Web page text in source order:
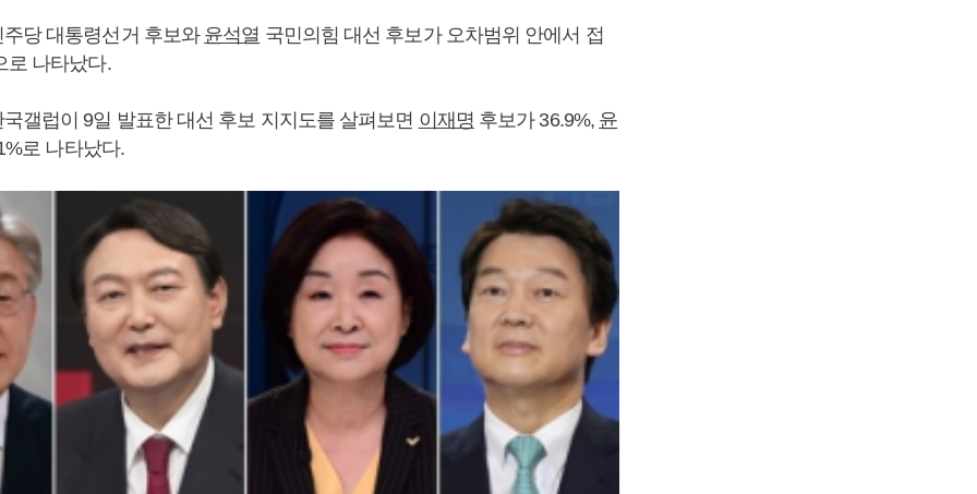
당 대통령선거 후보와 윤석열 국민의힘 대선 후보가 오차범위 안에서 접
로 나타났다.
갤럽이 9일 발표한 대선 후보 지지도를 살펴보면 이재명 후보가 36.9%, 윤
로 나타났다.